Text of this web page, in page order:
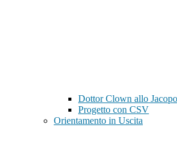
Dottor Clown allo Jacopo
Progetto con CSV
Orientamento in Uscita